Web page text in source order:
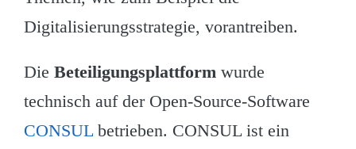
Digitalisierungsstrategie, vorantreiben.
Die Beteiligungsplattform wurde
technisch auf der Open-Source-Software
CONSUL betrieben. CONSUL ist ein